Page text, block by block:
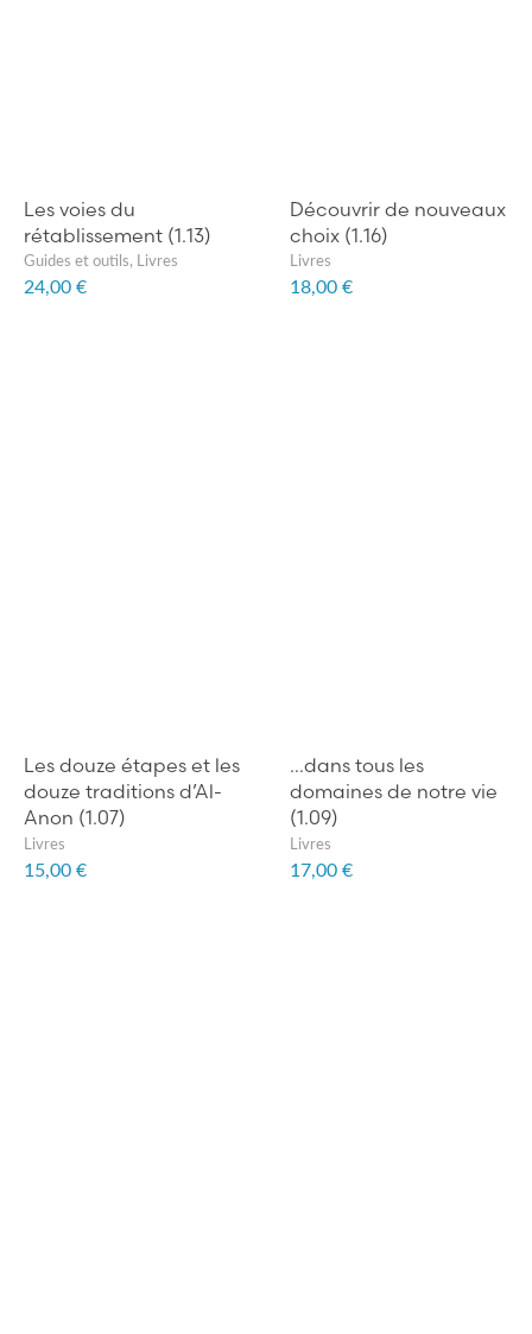
Les voies du
rétablissement (1.13)
Guides et outils, Livres
24,00 €
Découvrir de nouveaux
choix (1.16)
Livres
18,00 €
Les douze étapes et les
douze traditions d’Al-
Anon (1.07)
Livres
15,00 €
…dans tous les
domaines de notre vie
(1.09)
Livres
17,00 €